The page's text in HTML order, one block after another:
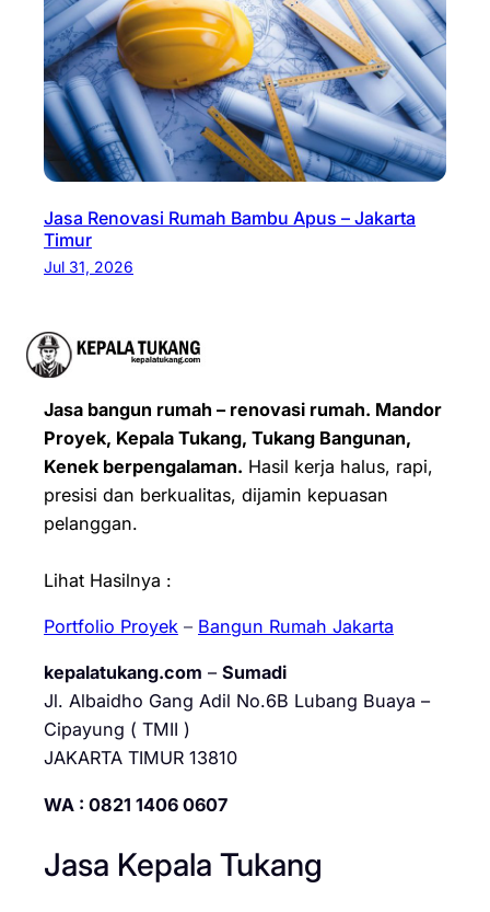
Jasa Renovasi Rumah Bambu Apus – Jakarta
Timur
Jul 31, 2026
Jasa bangun rumah – renovasi rumah. Mandor
Proyek, Kepala Tukang, Tukang Bangunan,
Kenek berpengalaman. Hasil kerja halus, rapi,
presisi dan berkualitas, dijamin kepuasan
pelanggan.
Lihat Hasilnya :
Portfolio Proyek – Bangun Rumah Jakarta
kepalatukang.com – Sumadi
Jl. Albaidho Gang Adil No.6B Lubang Buaya –
Cipayung ( TMII )
JAKARTA TIMUR 13810
WA : 0821 1406 0607
Jasa Kepala Tukang